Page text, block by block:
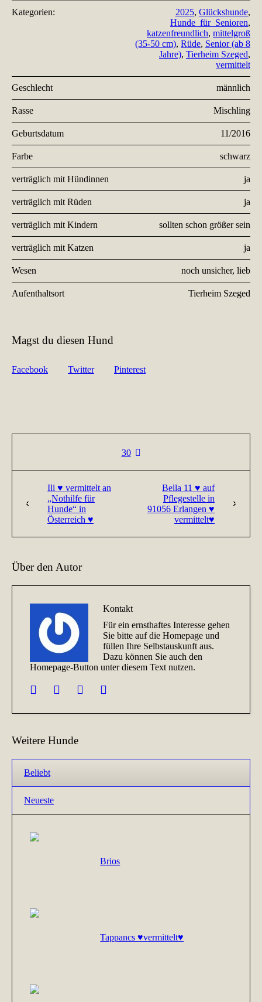
Kategorien: 2025, Glückshunde,
Hunde_für_Senioren,
katzenfreundlich, mittelgroß
(35-50 cm), Rüde, Senior (ab 8
Jahre), Tierheim Szeged,
vermittelt
Geschlecht männlich
Rasse Mischling
Geburtsdatum 11/2016
Farbe schwarz
verträglich mit Hündinnen ja
verträglich mit Rüden ja
verträglich mit Kindern sollten schon größer sein
verträglich mit Katzen ja
Wesen noch unsicher, lieb
Aufenthaltsort Tierheim Szeged
Magst du diesen Hund
Facebook Twitter Pinterest
30
Ili ♥ vermittelt an
„Nothilfe für
Hunde“ in
Österreich ♥
Bella 11 ♥ auf
Pflegestelle in
91056 Erlangen ♥
vermittelt♥
Über den Autor
Kontakt
Für ein ernsthaftes Interesse gehen
Sie bitte auf die Homepage und
füllen Ihre Selbstauskunft aus.
Dazu können Sie auch den
Homepage-Button unter diesem Text nutzen.
Weitere Hunde
Beliebt
Neueste
Brios
Tappancs ♥vermittelt♥